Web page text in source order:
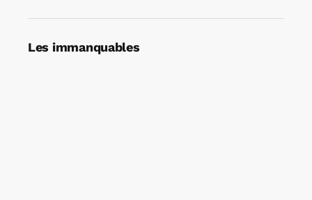
Les immanquables